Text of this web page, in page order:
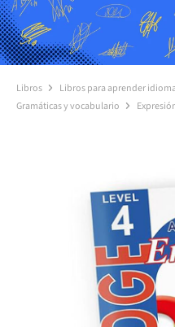
Libros Libros para aprender
Gramáticas y vocabulario